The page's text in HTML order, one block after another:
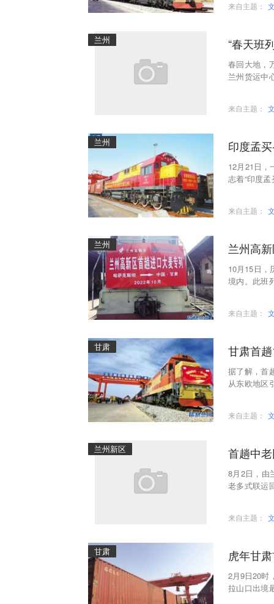
来自主题：
兰州 “春天班
春回大地，
兰州货运中
来自主题：
兰州 印度孟
12月21日，
志着“印度
来自主题：
兰州 兰州高
10月15日，
境内。此班
来自主题：
甘肃 甘肃首
据了解，首
从东欧地区
来自主题：
兰州新区 首趟中
8月2日，由
老多式联运
来自主题：
甘肃 虎年甘
2月9日20时
拉山口出境